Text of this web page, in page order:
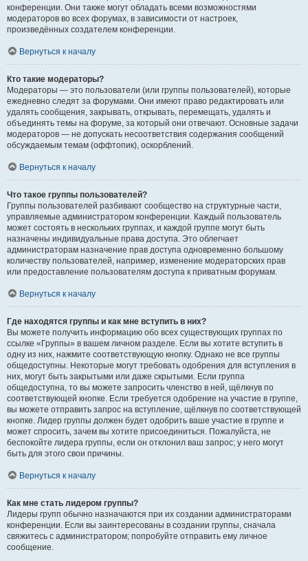
конференции. Они также могут обладать всеми возможностями
модераторов во всех форумах, в зависимости от настроек,
произведённых создателем конференции.
Вернуться к началу
Кто такие модераторы?
Модераторы — это пользователи (или группы пользователей), которые
ежедневно следят за форумами. Они имеют право редактировать или
удалять сообщения, закрывать, открывать, перемещать, удалять и
объединять темы на форуме, за который они отвечают. Основные задачи
модераторов — не допускать несоответствия содержания сообщений
обсуждаемым темам (оффтопик), оскорблений.
Вернуться к началу
Что такое группы пользователей?
Группы пользователей разбивают сообщество на структурные части,
управляемые администратором конференции. Каждый пользователь
может состоять в нескольких группах, и каждой группе могут быть
назначены индивидуальные права доступа. Это облегчает
администраторам назначение прав доступа одновременно большому
количеству пользователей, например, изменение модераторских прав
или предоставление пользователям доступа к приватным форумам.
Вернуться к началу
Где находятся группы и как мне вступить в них?
Вы можете получить информацию обо всех существующих группах по
ссылке «Группы» в вашем личном разделе. Если вы хотите вступить в
одну из них, нажмите соответствующую кнопку. Однако не все группы
общедоступны. Некоторые могут требовать одобрения для вступления в
них, могут быть закрытыми или даже скрытыми. Если группа
общедоступна, то вы можете запросить членство в ней, щёлкнув по
соответствующей кнопке. Если требуется одобрение на участие в группе,
вы можете отправить запрос на вступление, щёлкнув по соответствующей
кнопке. Лидер группы должен будет одобрить ваше участие в группе и
может спросить, зачем вы хотите присоединиться. Пожалуйста, не
беспокойте лидера группы, если он отклонил ваш запрос; у него могут
быть для этого свои причины.
Вернуться к началу
Как мне стать лидером группы?
Лидеры групп обычно назначаются при их создании администраторами
конференции. Если вы заинтересованы в создании группы, сначала
свяжитесь с администратором; попробуйте отправить ему личное
сообщение.